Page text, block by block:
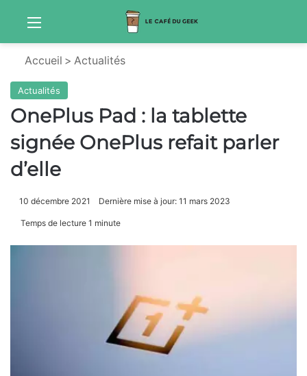
Menu
Accueil > Actualités
Actualités
OnePlus Pad : la tablette
signée OnePlus refait parler
d’elle
10 décembre 2021 Dernière mise à jour: 11 mars 2023
Temps de lecture 1 minute